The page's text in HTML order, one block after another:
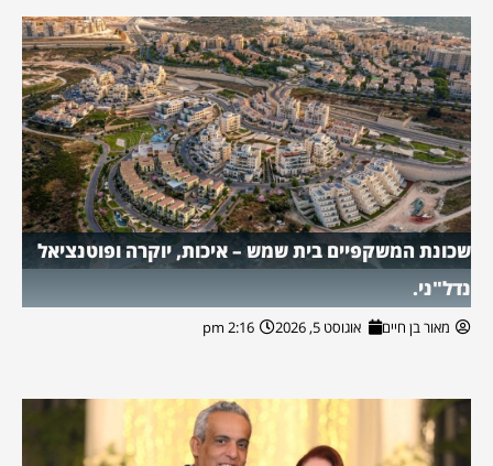
שכונת המשקפיים בית שמש – איכות, יוקרה ופוטנציאל
נדל"ני.
מאור בן חיים אוגוסט 5, 2026 2:16 pm